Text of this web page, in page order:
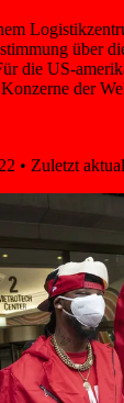
über
die US-
der
• Zuletzt